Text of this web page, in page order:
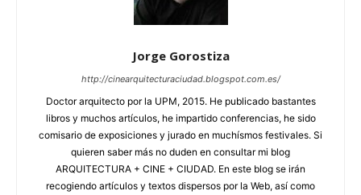
Jorge Gorostiza
http://cinearquitecturaciudad.blogspot.com.es/
Doctor arquitecto por la UPM, 2015. He publicado bastantes
libros y muchos artículos, he impartido conferencias, he sido
comisario de exposiciones y jurado en muchísmos festivales. Si
quieren saber más no duden en consultar mi blog
ARQUITECTURA + CINE + CIUDAD. En este blog se irán
recogiendo artículos y textos dispersos por la Web, así como